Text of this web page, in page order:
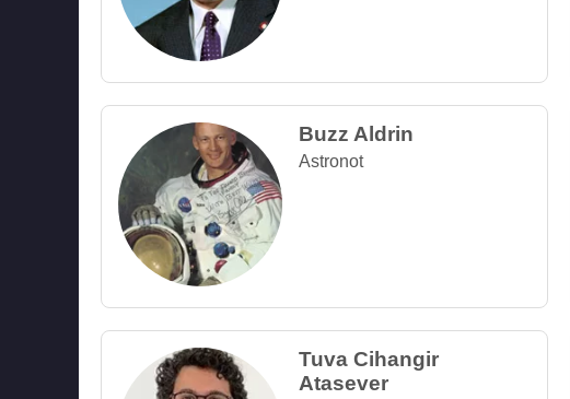
Buzz Aldrin
Astronot
Tuva Cihangir
Atasever